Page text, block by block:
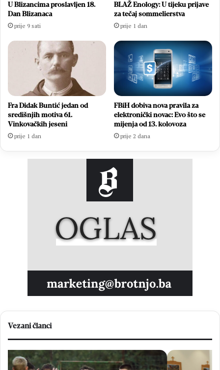
U Blizancima proslavljen 18.
Dan Blizanaca
prije 9 sati
BLAŽ Enology: U tijeku prijave
za tečaj sommelierstva
prije 1 dan
Fra Didak Buntić jedan od
središnjih motiva 61.
Vinkovačkih jeseni
prije 1 dan
FBiH dobiva nova pravila za
elektronički novac: Evo što se
mijenja od 13. kolovoza
prije 2 dana
Vezani članci
Blizancima